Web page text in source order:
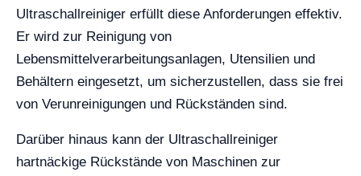
Ultraschallreiniger erfüllt diese Anforderungen effektiv.
Er wird zur Reinigung von
Lebensmittelverarbeitungsanlagen, Utensilien und
Behältern eingesetzt, um sicherzustellen, dass sie frei
von Verunreinigungen und Rückständen sind.
Darüber hinaus kann der Ultraschallreiniger
hartnäckige Rückstände von Maschinen zur